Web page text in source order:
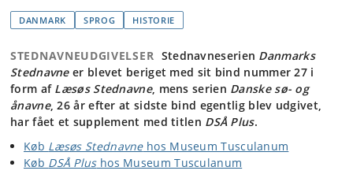
DANMARK SPROG HISTORIE
STEDNAVNEUDGIVELSER Stednavneserien Danmarks
Stednavneer blevet beriget med sit bind nummer 27 i
form af Læsøs Stednavne, mens serien Danske sø- og
ånavne, 26 år efter at sidste bind egentlig blev udgivet,
har fået et supplement med titlen DSÅ Plus.
Køb Læsøs Stednavnehos Museum Tusculanum
Køb DSÅ Plushos Museum Tusculanum